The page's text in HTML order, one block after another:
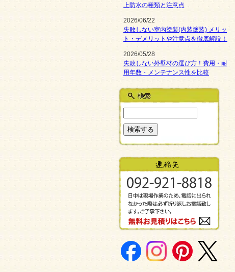
上防水の種類と注意点
2026/06/22
失敗しない室内塗装(内装塗装) メリッ
ト・デメリットや注意点を徹底解説！
2026/05/28
失敗しない外壁材の選び方！費用・耐
用年数・メンテナンス性を比較